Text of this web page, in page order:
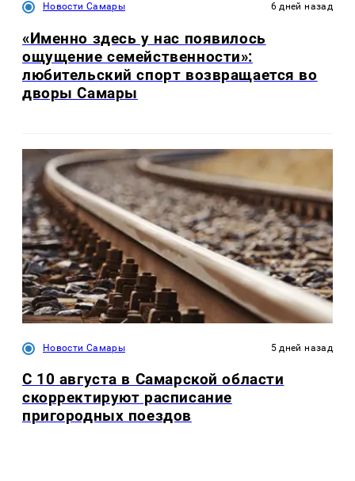
Новости Самары 6 дней назад
«Именно здесь у нас появилось
ощущение семейственности»:
любительский спорт возвращается во
дворы Самары
Новости Самары 5 дней назад
С 10 августа в Самарской области
скорректируют расписание
пригородных поездов